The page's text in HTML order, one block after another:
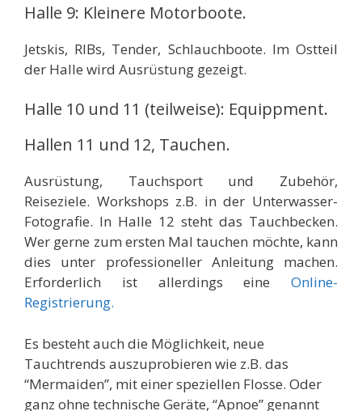
Halle 9: Kleinere Motorboote.
Jetskis, RIBs, Tender, Schlauchboote. Im Ostteil
der Halle wird Ausrüstung gezeigt.
Halle 10 und 11 (teilweise): Equippment.
Hallen 11 und 12, Tauchen.
Ausrüstung, Tauchsport und Zubehör,
Reiseziele. Workshops z.B. in der Unterwasser-
Fotografie. In Halle 12 steht das Tauchbecken.
Wer gerne zum ersten Mal tauchen möchte, kann
dies unter professioneller Anleitung machen.
Erforderlich ist allerdings eine Online-
Registrierung.
Es besteht auch die Möglichkeit, neue
Tauchtrends auszuprobieren wie z.B. das
“Mermaiden”, mit einer speziellen Flosse. Oder
ganz ohne technische Geräte, “Apnoe” genannt